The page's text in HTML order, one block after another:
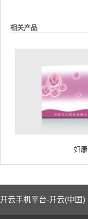
相关产品
妇康
开云手机平台-开云(中国)